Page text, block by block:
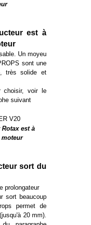
est à
Un moyeu
sont une
très solide et
choisir, voir le
suivant
est à
sort du
prolongateur
sort beaucoup
permet de
20 mm).